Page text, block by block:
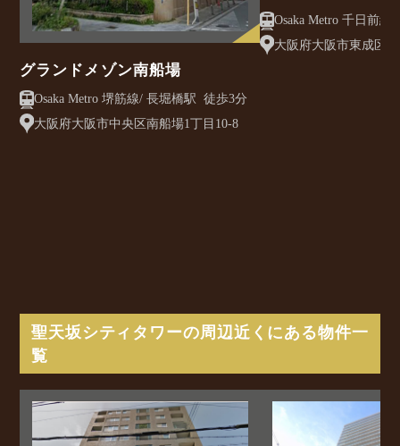
グランドメゾン南船場
Osaka Metro 堺筋線/ 長堀橋駅 徒歩3分
大阪府大阪市中央区南船場1丁目10-8
クレアスト
大阪府大阪市東成区
聖天坂シティタワーの周辺近くにある物件一
覧